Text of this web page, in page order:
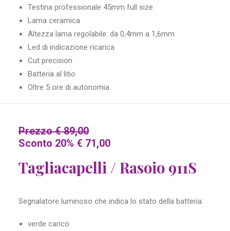
Testina professionale 45mm full size
Lama ceramica
Altezza lama regolabile: da 0,4mm a 1,6mm
Led di indicazione ricarica
Cut precision
Batteria al litio
Oltre 5 ore di autonomia
Tagliacapelli / Rasoio 911S
Prezzo € 89,00
Sconto 20% € 71,00
Segnalatore luminoso che indica lo stato della batteria:
verde carico